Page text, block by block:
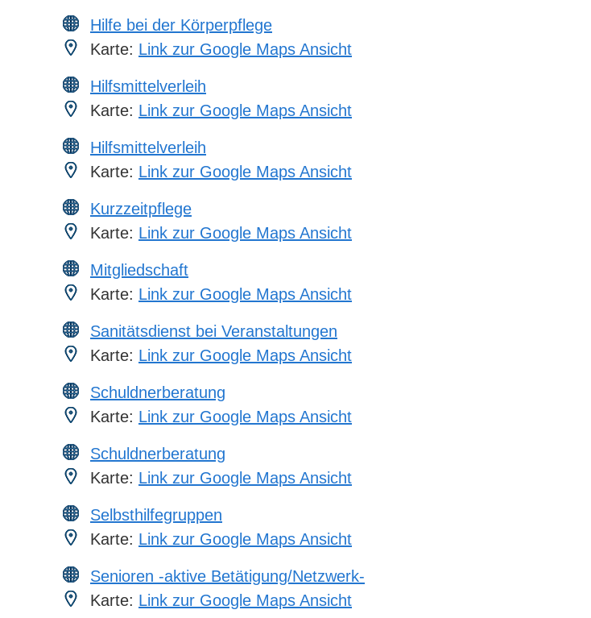
Hilfe bei der Körperpflege
Karte: Link zur Google Maps Ansicht
Hilfsmittelverleih
Karte: Link zur Google Maps Ansicht
Hilfsmittelverleih
Karte: Link zur Google Maps Ansicht
Kurzzeitpflege
Karte: Link zur Google Maps Ansicht
Mitgliedschaft
Karte: Link zur Google Maps Ansicht
Sanitätsdienst bei Veranstaltungen
Karte: Link zur Google Maps Ansicht
Schuldnerberatung
Karte: Link zur Google Maps Ansicht
Schuldnerberatung
Karte: Link zur Google Maps Ansicht
Selbsthilfegruppen
Karte: Link zur Google Maps Ansicht
Senioren -aktive Betätigung/Netzwerk-
Karte: Link zur Google Maps Ansicht